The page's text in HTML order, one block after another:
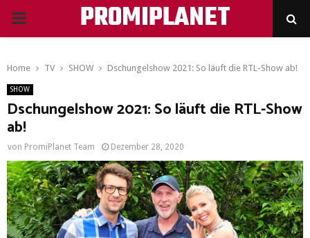
PRIMARY
PROMIPLANET
Home TV SHOW Dschungelshow 2021: So läuft die RTL-Show ab!
SHOW
Dschungelshow 2021: So läuft die RTL-Show
ab!
von PromiPlanet Team Dezember 28, 2020